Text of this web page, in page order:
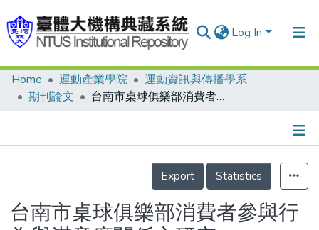
Log In
Communities & Collections
Statistics
Home 運動產業學院
運動資訊與傳播學系
期刊論文
台南市桌球俱樂部消費者參與行為與滿意度關係之研究
Details
Export
Statistics
台南市桌球俱樂部消費者參與行